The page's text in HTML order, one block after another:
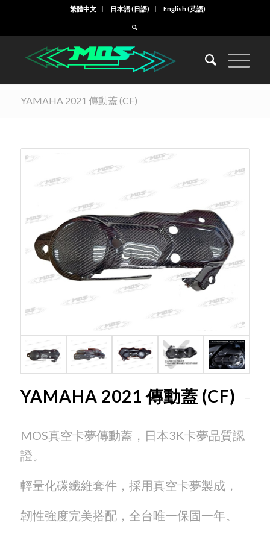
繁體中文 日本語(日語) English(英語)
YAMAHA 2021 傳動蓋 (CF)
YAMAHA 2021 傳動蓋 (CF)
MOS真空卡夢傳動蓋，日本3K卡夢品質認
證。
輕量化碳纖維套件，採用真空卡夢製成，
韌性強度完美搭配，全台唯一保固一年。